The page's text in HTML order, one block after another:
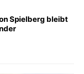
Spielberg bleibt